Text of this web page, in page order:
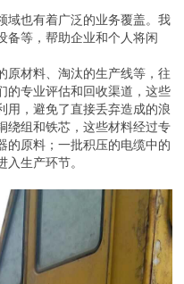
域也有着广泛的业务覆盖。我
备等，帮助企业和个人将闲
原材料、淘汰的生产线等，往
的专业评估和回收渠道，这些
用，避免了直接丢弃造成的浪
绕组和铁芯，这些材料经过专
的原料；一批积压的电缆中的
生产环节。